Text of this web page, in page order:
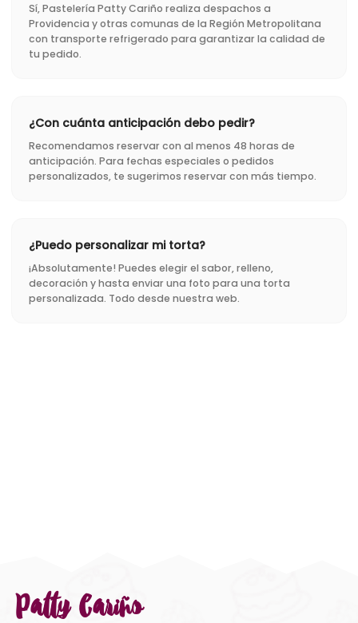
Sí, Pastelería Patty Cariño realiza despachos a
Providencia y otras comunas de la Región Metropolitana
con transporte refrigerado para garantizar la calidad de
tu pedido.
¿Con cuánta anticipación debo pedir?
Recomendamos reservar con al menos 48 horas de
anticipación. Para fechas especiales o pedidos
personalizados, te sugerimos reservar con más tiempo.
¿Puedo personalizar mi torta?
¡Absolutamente! Puedes elegir el sabor, relleno,
decoración y hasta enviar una foto para una torta
personalizada. Todo desde nuestra web.
Patty Cariño